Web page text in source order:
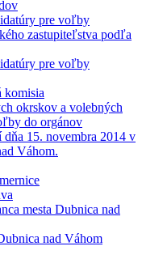
pre voľby
zastupiteľstva podľa
pre voľby
komisia
okrskov a volebných
do orgánov
dňa 15. novembra 2014 v
Váhom.
mesta Dubnica nad
nad Váhom